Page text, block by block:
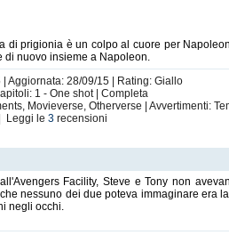
di prigionia è un colpo al cuore per
di nuovo insieme a Napoleon.
| Aggiornata: 28/09/15 | Rating: Giallo
1 - One shot | Completa
Movieverse, Otherverse | Avvertimenti:
| Leggi le3 recensioni
Facility, Steve e Tony non
nessuno dei due poteva immaginare era
negli occhi.